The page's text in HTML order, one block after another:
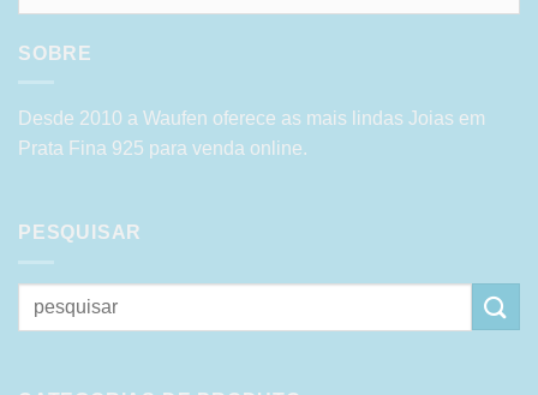
SOBRE
Desde 2010 a Waufen oferece as mais lindas Joias em
Prata Fina 925 para venda online.
PESQUISAR
Pesquisar
por: